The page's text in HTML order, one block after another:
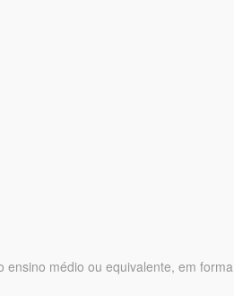
ensino médio ou equivalente, em forma